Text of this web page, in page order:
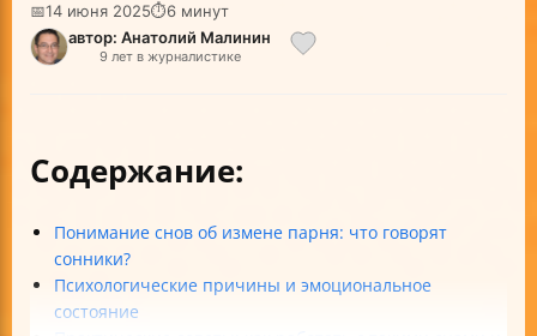
📅14 июня 2025⏱6 минут
автор: Анатолий Малинин
9 лет в журналистике
Содержание:
Понимание снов об измене парня: что говорят
сонники?
Психологические причины и эмоциональное
состояние